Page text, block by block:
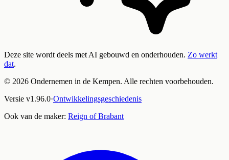
Deze site wordt deels met AI gebouwd en onderhouden. Zo werkt
dat.
© 2026 Ondernemen in de Kempen. Alle rechten voorbehouden.
Versie v1.96.0·Ontwikkelingsgeschiedenis
Ook van de maker: Reign of Brabant